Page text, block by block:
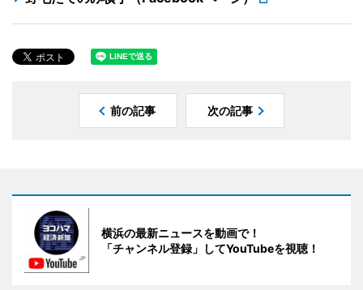
前の記事 次の記事
横浜の最新ニュースを動画で！
「チャンネル登録」してYouTubeを視聴！